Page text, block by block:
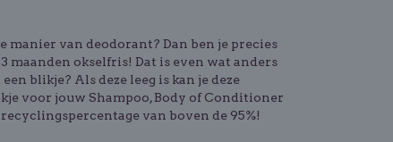
manier van deodorant? Dan ben je precies
maanden okselfris! Dat is even wat anders
blikje? Als deze leeg is kan je deze
voor jouw Shampoo, Body of Conditioner
van boven de 95%!